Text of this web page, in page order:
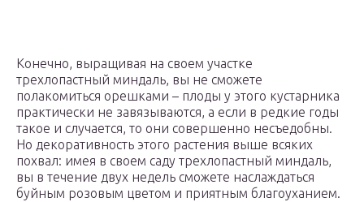
Конечно, выращивая на своем участке
трехлопастный миндаль, вы не сможете
полакомиться орешками – плоды у этого кустарника
практически не завязываются, а если в редкие годы
такое и случается, то они совершенно несъедобны.
Но декоративность этого растения выше всяких
похвал: имея в своем саду трехлопастный миндаль,
вы в течение двух недель сможете наслаждаться
буйным розовым цветом и приятным благоуханием.